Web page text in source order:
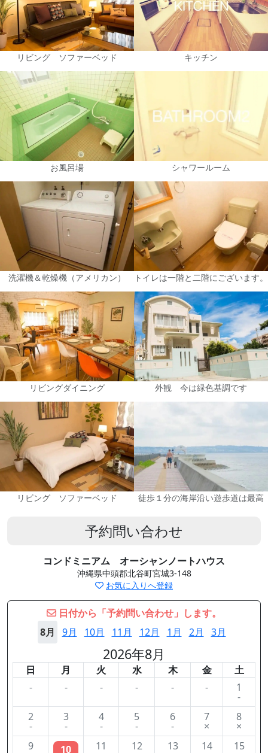
リビング ソファーベッド キッチン
お風呂場 シャワールーム
洗濯機＆乾燥機（アメリカン） トイレは一階と二階にございます。
リビングダイニング 外観 今は緑色基調です
リビング ソファーベッド 徒歩１分の海岸沿い遊歩道は最高
予約問い合わせ
コンドミニアム オーシャンノートハウス
沖縄県中頭郡北谷町宮城3-148
お気に入りへ登録
日付から「予約問い合わせ」します。
8月
9月 10月 11月 12月 1月 2月 3月
2026年8月
日 月 火 水 木 金
土
-
- - - - - 1
-
2
-
3
-
4
-
5
-
6
-
7
×
8
×
9
10 11 12 13 14 15